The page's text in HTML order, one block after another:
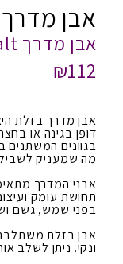
אבן מדרך
אבן מדרך Basalt
₪112
אבן מדרך בזלת
דופן בגינה או
בגוונים המשתנים
מה שמעניק
אבני המדרך
תחושת עומק
בפני שמש, גשם
אבן בזלת משתלבת
ונקי. ניתן לשלב